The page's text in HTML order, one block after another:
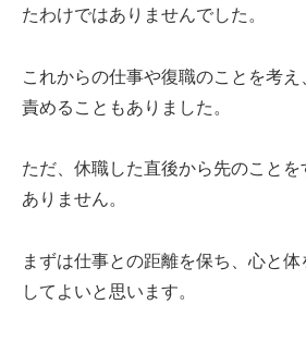
たわけではありませんでした。
これからの仕事や復職のことを考
責めることもありました。
ただ、休職した直後から先のこと
ありません。
まずは仕事との距離を保ち、心と
してよいと思います。